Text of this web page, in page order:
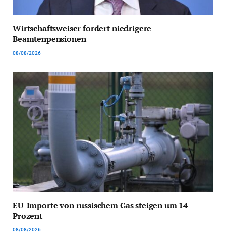
Wirtschaftsweiser fordert niedrigere
Beamtenpensionen
08/08/2026
EU-Importe von russischem Gas steigen um 14
Prozent
08/08/2026